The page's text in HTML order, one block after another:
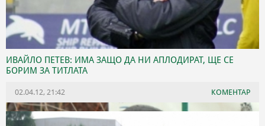
ИВАЙЛО ПЕТЕВ: ИМА ЗАЩО ДА НИ АПЛОДИРАТ, ЩЕ СЕ
БОРИМ ЗА ТИТЛАТА
02.04.12, 21:42 КОМЕНТАР